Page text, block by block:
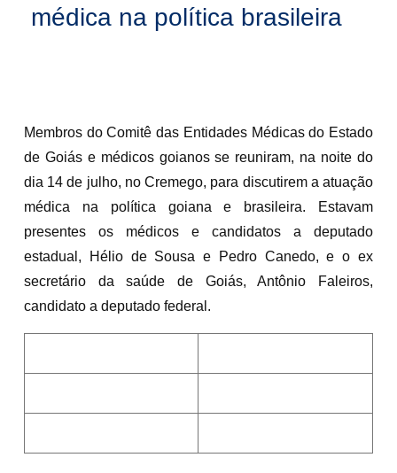
médica na política brasileira
Membros do Comitê das Entidades Médicas do Estado
de Goiás e médicos goianos se reuniram, na noite do
dia 14 de julho, no Cremego, para discutirem a atuação
médica na política goiana e brasileira. Estavam
presentes os médicos e candidatos a deputado
estadual, Hélio de Sousa e Pedro Canedo, e o ex
secretário da saúde de Goiás, Antônio Faleiros,
candidato a deputado federal.